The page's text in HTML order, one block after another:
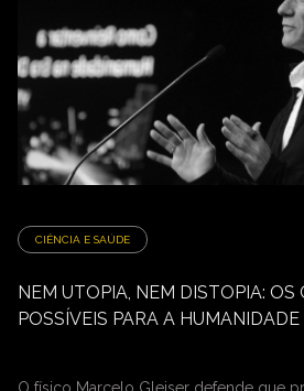
CIÊNCIA E SAÚDE
NEM UTOPIA, NEM DISTOPIA: OS
POSSÍVEIS PARA A HUMANIDADE